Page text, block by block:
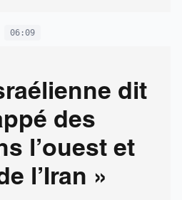
06:09
dit
des
l’ouest et
l’Iran »